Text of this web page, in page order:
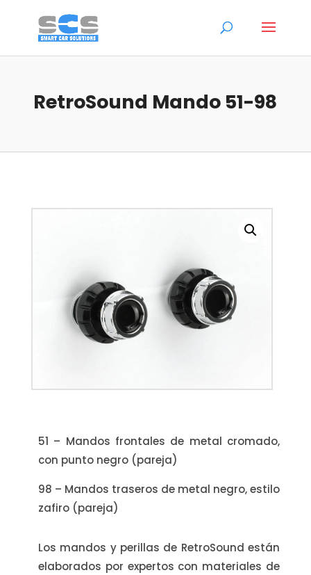
RetroSound Mando 51-98
51 – Mandos frontales de metal cromado,
con punto negro (pareja)
98 – Mandos traseros de metal negro, estilo
zafiro (pareja)
Los mandos y perillas de RetroSound están
elaborados por expertos con materiales de